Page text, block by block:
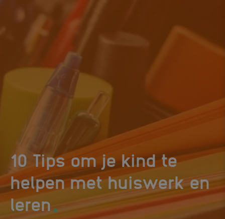
10 Tips om je kind te
helpen met huiswerk en
leren.